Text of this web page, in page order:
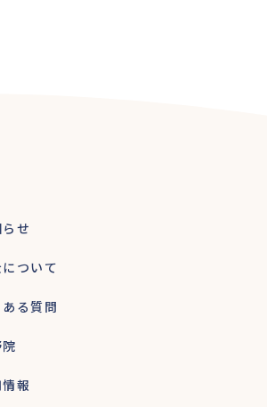
せ
ついて
る質問
報